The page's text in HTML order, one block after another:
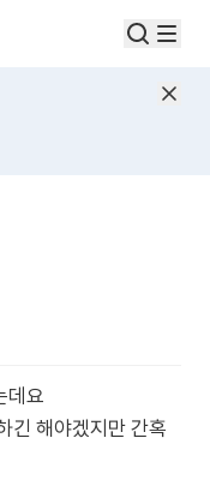
데요
긴 해야겠지만 간혹